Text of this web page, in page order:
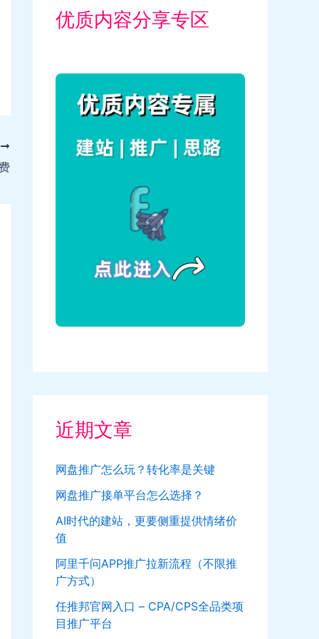
优质内容分享专区
近期文章
网盘推广怎么玩？转化率是关键
网盘推广接单平台怎么选择？
AI时代的建站，更要侧重提供情绪价
值
阿里千问APP推广拉新流程（不限推
广方式）
任推邦官网入口 – CPA/CPS全品类项
目推广平台